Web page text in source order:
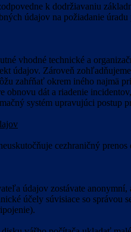
k dodržiavaniu
údajov na požiadanie
vhodné technické a
údajov. Zároveň
zahŕňať okrem iného najmä
obnovu dát a riadenie
systém upravujúci postup
cezhraničný prenos
údajov zostávate
účely súvisiace so